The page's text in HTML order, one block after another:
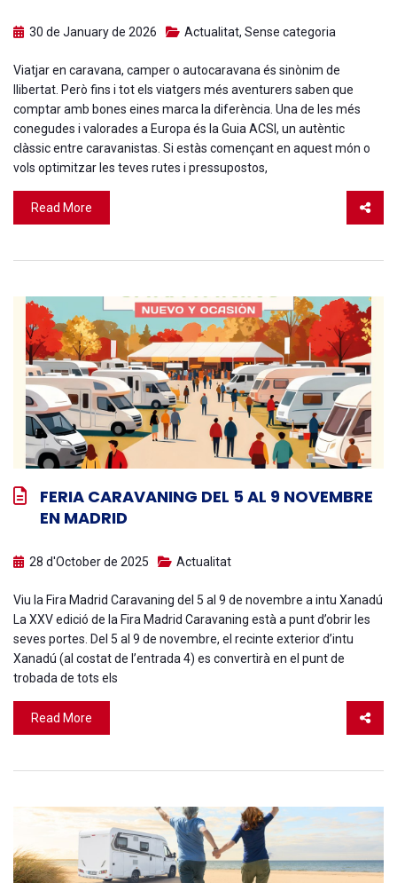
30 de January de 2026 Actualitat, Sense categoria
Viatjar en caravana, camper o autocaravana és sinònim de
llibertat. Però fins i tot els viatgers més aventurers saben que
comptar amb bones eines marca la diferència. Una de les més
conegudes i valorades a Europa és la Guia ACSI, un autèntic
clàssic entre caravanistas. Si estàs començant en aquest món o
vols optimitzar les teves rutes i pressupostos,
Read More
FERIA CARAVANING DEL 5 AL 9 NOVEMBRE
EN MADRID
28 d'October de 2025 Actualitat
Viu la Fira Madrid Caravaning del 5 al 9 de novembre a intu Xanadú
La XXV edició de la Fira Madrid Caravaning està a punt d’obrir les
seves portes. Del 5 al 9 de novembre, el recinte exterior d’intu
Xanadú (al costat de l’entrada 4) es convertirà en el punt de
trobada de tots els
Read More